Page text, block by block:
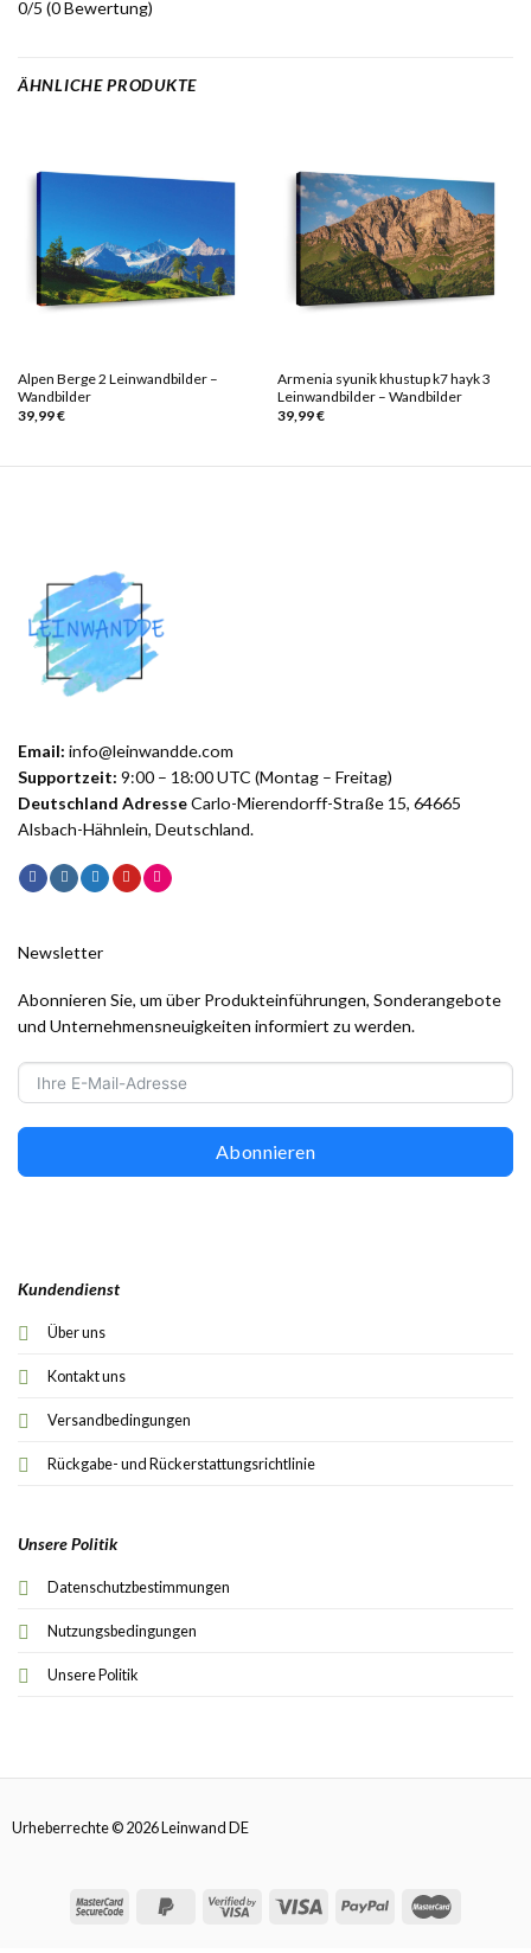
0/5 (0 Bewertung)
ÄHNLICHE PRODUKTE
Alpen Berge 2 Leinwandbilder –
Wandbilder
39,99€
Armenia syunik khustup k7 hayk 3
Leinwandbilder – Wandbilder
39,99€
Email: info@leinwandde.com
Supportzeit: 9:00 – 18:00 UTC (Montag – Freitag)
Deutschland AdresseCarlo-Mierendorff-Straße 15, 64665
Alsbach-Hähnlein, Deutschland.
Kundendienst
Über uns
Kontakt uns
Versandbedingungen
Rückgabe- und Rückerstattungsrichtlinie
Unsere Politik
Datenschutzbestimmungen
Nutzungsbedingungen
Unsere Politik
Newsletter
Abonnieren Sie, um über Produkteinführungen, Sonderangebote
und Unternehmensneuigkeiten informiert zu werden.
Abonnieren
Urheberrechte © 2026 Leinwand DE